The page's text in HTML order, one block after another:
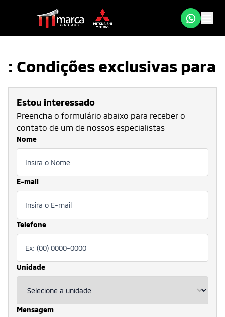
: Condições exclusivas para
Estou interessado
Preencha o formulário abaixo para receber o
contato de um de nossos especialistas
Nome
E-mail
Telefone
Unidade
Mensagem